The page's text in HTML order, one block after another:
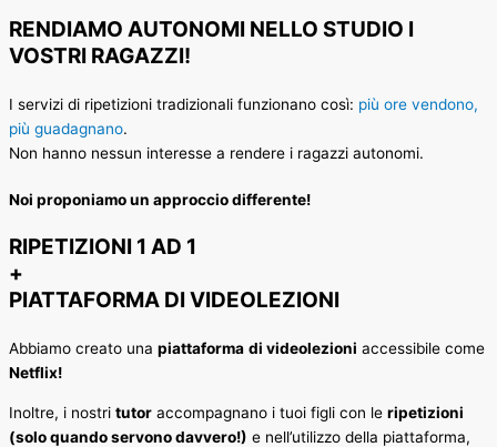
RENDIAMO AUTONOMI NELLO STUDIO I
VOSTRI RAGAZZI!
I servizi di ripetizioni tradizionali funzionano così: più ore vendono,
più guadagnano.
Non hanno nessun interesse a rendere i ragazzi autonomi.
Noi proponiamo un approccio differente!
RIPETIZIONI 1 AD 1
+
PIATTAFORMA DI VIDEOLEZIONI
Abbiamo creato una piattaforma di videolezioni accessibile come
Netflix!
Inoltre, i nostri tutor accompagnano i tuoi figli con le ripetizioni
(solo quando servono davvero!) e nell’utilizzo della piattaforma,